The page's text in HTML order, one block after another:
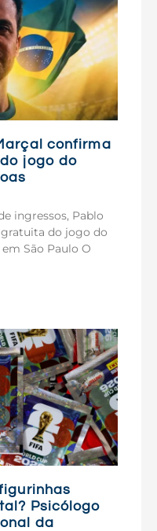
confirma
jogo do
ingressos, Pablo
do jogo do
São Paulo O
Psicólogo
da